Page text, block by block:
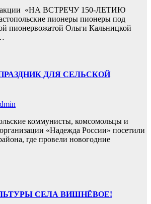
акции «НА ВСТРЕЧУ 150-ЛЕТИЮ
пионеры пионеры под
пионервожатой Ольги Кальницкой
ДЛЯ СЕЛЬСКОЙ
коммунисты, комсомольцы и
«Надежда России» посетили
где провели новогодние
СЕЛА ВИШНЁВОЕ!